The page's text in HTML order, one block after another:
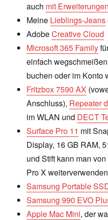
auch mit Erweiterungen
Meine Lieblings-Jeans
AdobeCreative Cloud
Microsoft 365 Family
einfach
buchen oder im Konto
Fritzbox 7590 AX
Anschluss), Repeater
im WLAN und DECT
Surface Pro 11 mit
Display, 16 GB RAM,
und Stift kann man
Pro X weiterverwenden
Samsung Portable
Samsung 990 EVO
Apple Mac Mini, der